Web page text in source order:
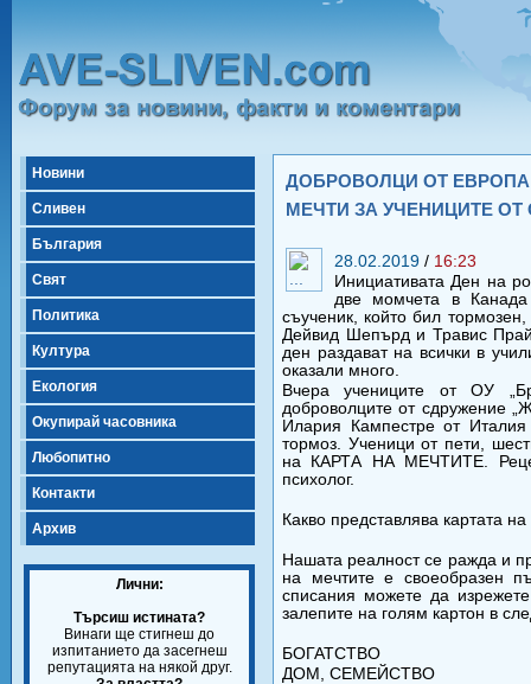
Новини
Сливен
България
Свят
Политика
Култура
Екология
Окупирай часовника
Любопитно
Контакти
Архив
Лични:
Търсиш истината?
Винаги ще стигнеш до
изпитанието да засегнеш
репутацията на някой друг.
ДОБРОВОЛЦИ ОТ
МЕЧТИ ЗА УЧЕНИЦИТЕ
28.02.2019 / 16:23
Инициативата Ден на
две момчета в
съученик, който бил
Дейвид Шепърд и Травис
ден раздават на всички в
оказали много.
Вчера учениците от ОУ
доброволците от сдружение
Илария Кампестре от
тормоз. Ученици от пети,
на КАРТА НА МЕЧТИТЕ.
психолог.
Какво представлява картата
Нашата реалност се ражда и
на мечтите е своеобразен
списания можете да
залепите на голям картон в
БОГАТСТВО
ДОМ, СЕМЕЙСТВО